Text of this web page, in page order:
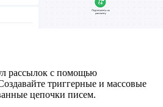
рассылок с помощью
триггерные и массовые
цепочки писем.